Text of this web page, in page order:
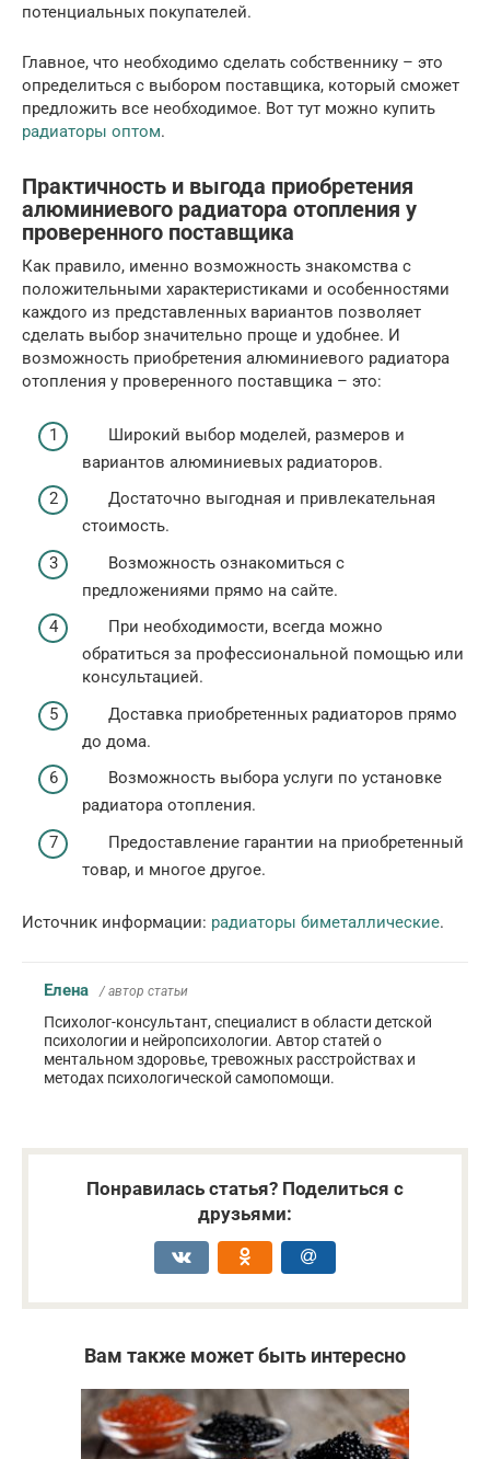
потенциальных покупателей.
Главное, что необходимо сделать собственнику – это
определиться с выбором поставщика, который сможет
предложить все необходимое. Вот тут можно купить
радиаторы оптом.
Практичность и выгода приобретения
алюминиевого радиатора отопления у
проверенного поставщика
Как правило, именно возможность знакомства с
положительными характеристиками и особенностями
каждого из представленных вариантов позволяет
сделать выбор значительно проще и удобнее. И
возможность приобретения алюминиевого радиатора
отопления у проверенного поставщика – это:
Широкий выбор моделей, размеров и
вариантов алюминиевых радиаторов.
Достаточно выгодная и привлекательная
стоимость.
Возможность ознакомиться с
предложениями прямо на сайте.
При необходимости, всегда можно
обратиться за профессиональной помощью или
консультацией.
Доставка приобретенных радиаторов прямо
до дома.
Возможность выбора услуги по установке
радиатора отопления.
Предоставление гарантии на приобретенный
товар, и многое другое.
Источник информации: радиаторы биметаллические.
Елена / автор статьи
Психолог-консультант, специалист в области детской
психологии и нейропсихологии. Автор статей о
ментальном здоровье, тревожных расстройствах и
методах психологической самопомощи.
Понравилась статья? Поделиться с
друзьями:
Вам также может быть интересно